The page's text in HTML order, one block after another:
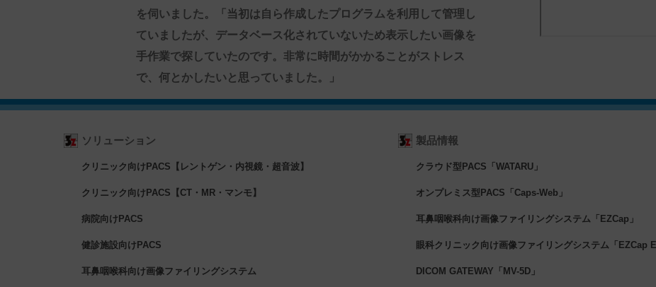
を伺いました。「当初は自ら作成したプログラムを利用して管理し
ていましたが、データベース化されていないため表示したい画像を
手作業で探していたのです。非常に時間がかかることがストレス
で、何とかしたいと思っていました。」
ソリューション
クリニック向けPACS【レントゲン・内視鏡・超音波】
クリニック向けPACS【CT・MR・マンモ】
病院向けPACS
健診施設向けPACS
耳鼻咽喉科向け画像ファイリングシステム
製品情報
クラウド型PACS「WATARU」
オンプレミス型PACS「Caps-Web」
耳鼻咽喉科向け画像ファイリングシステム「EZCap」
眼科クリニック向け画像ファイリングシステム「EZCap
DICOM GATEWAY「MV-5D」